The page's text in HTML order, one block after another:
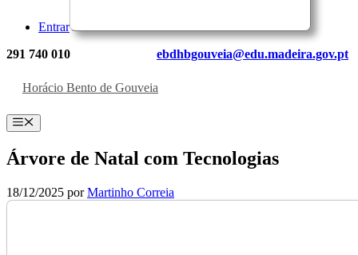
Entrar
291 740 010 ebdhbgouveia@edu.madeira.gov.pt
Horácio Bento de Gouveia
Menu
Árvore de Natal com Tecnologias
18/12/2025 porMartinho Correia